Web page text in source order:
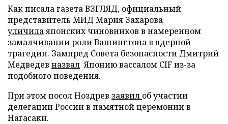
Как писала газета ВЗГЛЯД, официальный
представитель МИД Мария Захарова
уличилаяпонских чиновников в намеренном
замалчивании роли Вашингтона в ядерной
трагедии. Зампред Совета безопасности Дмитрий
Медведев назвал Японию вассалом CIF из-за
подобного поведения.
При этом посол Ноздрев заявил об участии
делегации России в памятной церемонии в
Нагасаки.